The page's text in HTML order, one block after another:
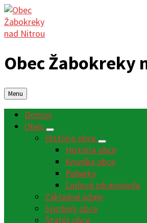
Obec Žabokreky
Menu
Domov
Obec
História obce
História obce
Kronika obce
Paberky
Ľudová zdravoveda
Základné údaje
Symboly obce
Štatút obce